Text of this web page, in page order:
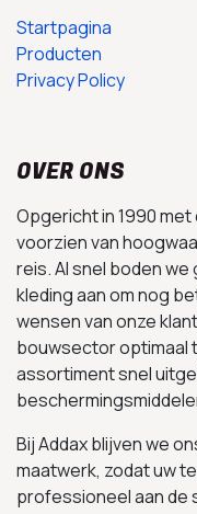
Startpagina
Producten
Privacy Policy
OVER ONS
Opgericht in 1990
voorzien van
reis. Al snel boden
kleding aan om nog
wensen van onze
bouwsector optimaal
assortiment snel
Bij Addax blijven we
maatwerk, zodat uw
professioneel aan de